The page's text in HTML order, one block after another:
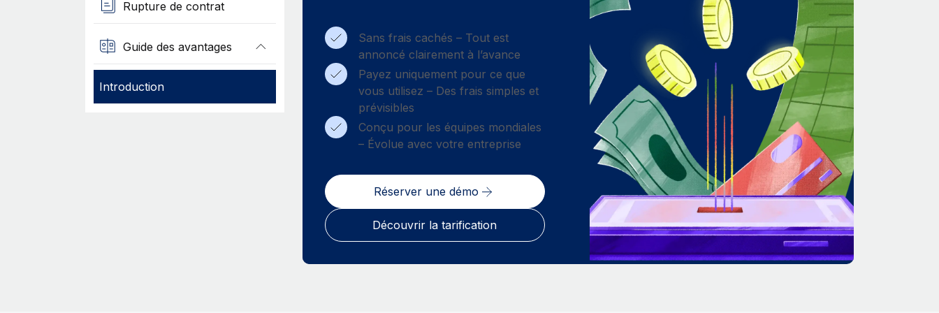
Rupture de contrat
Guide des avantages
Introduction
Sans frais cachés – Tout est
annoncé clairement à l’avance
Payez uniquement pour ce que
vous utilisez – Des frais simples et
prévisibles
Conçu pour les équipes mondiales
– Évolue avec votre entreprise
Réserver une démo
Découvrir la tarification